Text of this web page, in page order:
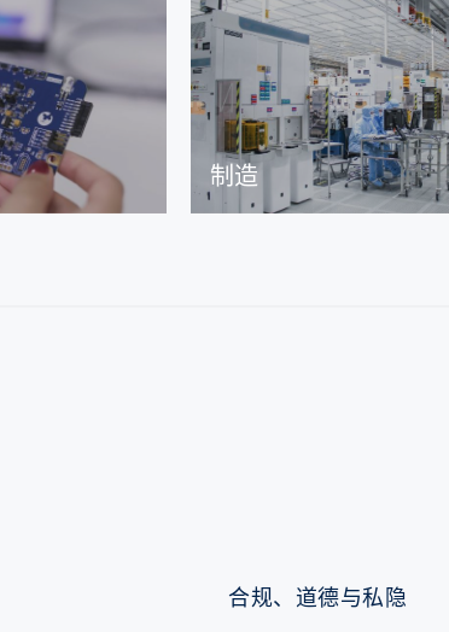
制造
合规、道德与私隐